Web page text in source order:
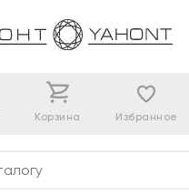
Корзина Избранное